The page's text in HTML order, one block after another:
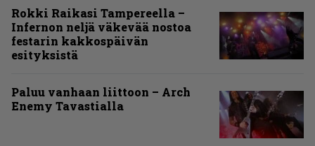
Rokki Raikasi Tampereella –
Infernon neljä väkevää nostoa
festarin kakkospäivän
esityksistä
Paluu vanhaan liittoon – Arch
Enemy Tavastialla